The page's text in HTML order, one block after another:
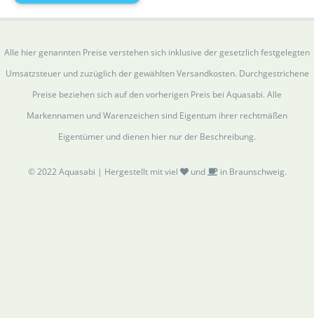
Alle hier genannten Preise verstehen sich inklusive der gesetzlich festgelegten
Umsatzsteuer und zuzüglich der gewählten Versandkosten. Durchgestrichene
Preise beziehen sich auf den vorherigen Preis bei Aquasabi. Alle
Markennamen und Warenzeichen sind Eigentum ihrer rechtmäßen
Eigentümer und dienen hier nur der Beschreibung.
© 2022 Aquasabi | Hergestellt mit viel und in Braunschweig.